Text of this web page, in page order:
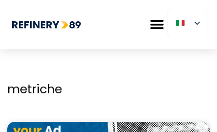
metriche